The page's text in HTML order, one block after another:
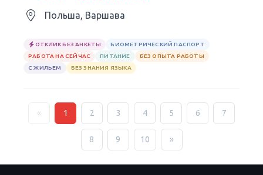
Польша, Варшава
ОТКЛИК БЕЗ АНКЕТЫ
БИОМЕТРИЧЕСКИЙ ПАСПОРТ
РАБОТА НА СЕЙЧАС
ПИТАНИЕ
БЕЗ ОПЫТА РАБОТЫ
С ЖИЛЬЕМ
БЕЗ ЗНАНИЯ ЯЗЫКА
« 1 2 3 4 5 6 7
8 9 10 »